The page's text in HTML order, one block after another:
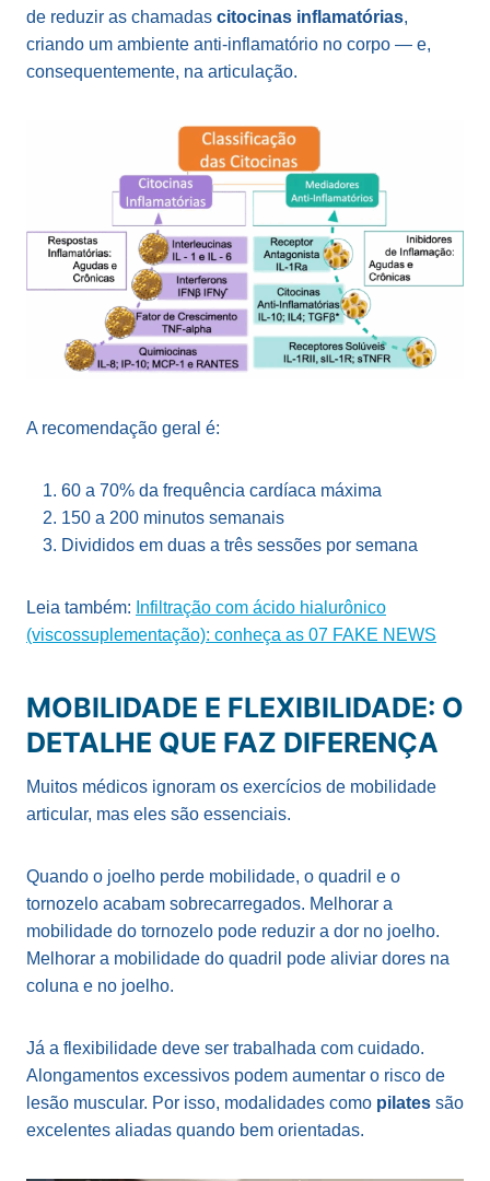
de reduzir as chamadas citocinas inflamatórias,
criando um ambiente anti-inflamatório no corpo — e,
consequentemente, na articulação.
A recomendação geral é:
60 a 70% da frequência cardíaca máxima
150 a 200 minutos semanais
Divididos em duas a três sessões por semana
Leia também: Infiltração com ácido hialurônico
(viscossuplementação): conheça as 07 FAKE NEWS
MOBILIDADE E FLEXIBILIDADE: O
DETALHE QUE FAZ DIFERENÇA
Muitos médicos ignoram os exercícios de mobilidade
articular, mas eles são essenciais.
Quando o joelho perde mobilidade, o quadril e o
tornozelo acabam sobrecarregados. Melhorar a
mobilidade do tornozelo pode reduzir a dor no joelho.
Melhorar a mobilidade do quadril pode aliviar dores na
coluna e no joelho.
Já a flexibilidade deve ser trabalhada com cuidado.
Alongamentos excessivos podem aumentar o risco de
lesão muscular. Por isso, modalidades como pilates são
excelentes aliadas quando bem orientadas.